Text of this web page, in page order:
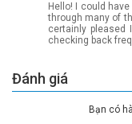
Hello! I could
through many of
certainly pleased
checking back
Đánh giá
Bạn có